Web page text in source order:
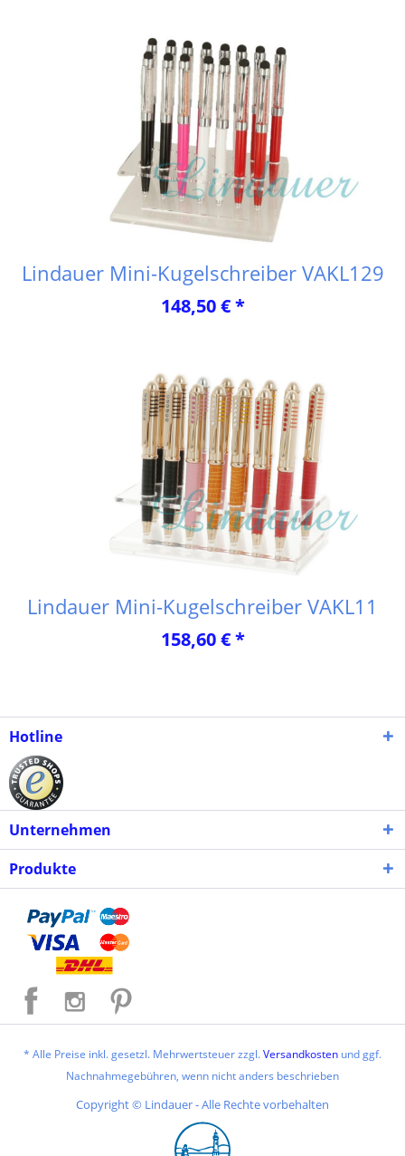
Lindauer Mini-Kugelschreiber VAKL129
148,50 € *
Lindauer Mini-Kugelschreiber VAKL11
158,60 € *
Hotline
Unternehmen
Produkte
* Alle Preise inkl. gesetzl. Mehrwertsteuer zzgl.Versandkosten und ggf.
Nachnahmegebühren, wenn nicht anders beschrieben
Copyright © Lindauer - Alle Rechte vorbehalten